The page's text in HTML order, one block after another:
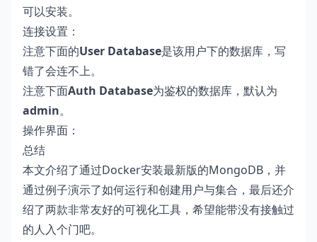
可以安装。
连接设置：
注意下面的User Database是该用户下的数据库，写
错了会连不上。
注意下面Auth Database为鉴权的数据库，默认为
admin。
操作界面：
总结
本文介绍了通过Docker安装最新版的MongoDB，并
通过例子演示了如何运行和创建用户与集合，最后还介
绍了两款非常友好的可视化工具，希望能带没有接触过
的人入个门吧。